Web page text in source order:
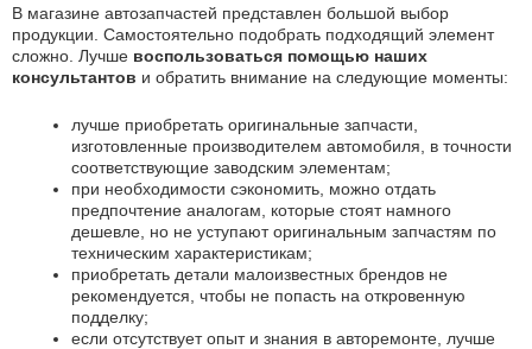
В магазине автозапчастей представлен большой выбор
продукции. Самостоятельно подобрать подходящий элемент
сложно. Лучше воспользоваться помощью наших
консультантов и обратить внимание на следующие моменты:
лучше приобретать оригинальные запчасти,
изготовленные производителем автомобиля, в точности
соответствующие заводским элементам;
при необходимости сэкономить, можно отдать
предпочтение аналогам, которые стоят намного
дешевле, но не уступают оригинальным запчастям по
техническим характеристикам;
приобретать детали малоизвестных брендов не
рекомендуется, чтобы не попасть на откровенную
подделку;
если отсутствует опыт и знания в авторемонте, лучше